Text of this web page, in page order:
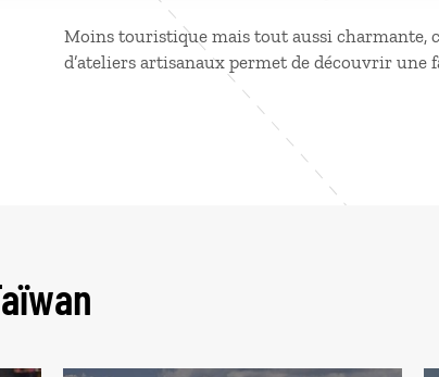
Moins touristique mais tout aussi charmante,
d’ateliers artisanaux permet de découvrir une